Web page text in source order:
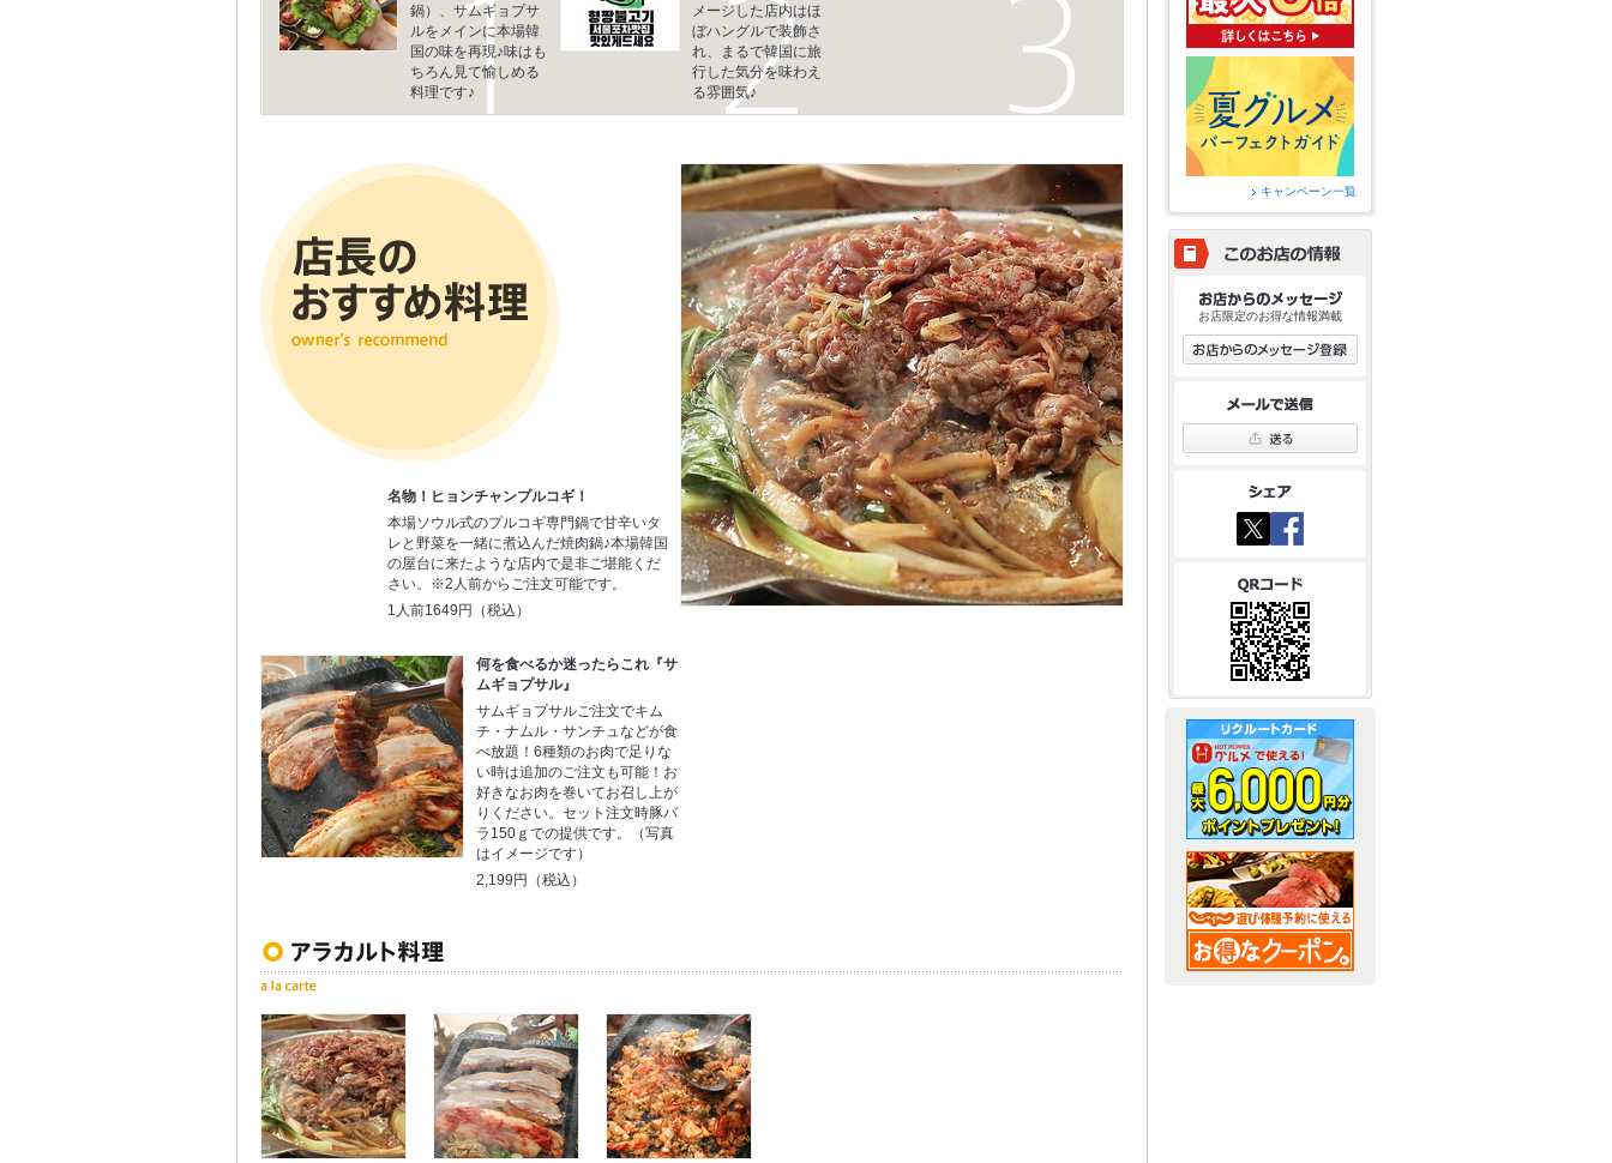
鍋）、サムギョプサ
ルをメインに本場韓
国の味を再現♪味はも
ちろん見て愉しめる
料理です♪
メージした店内はほ
ぼハングルで装飾さ
れ、まるで韓国に旅
行した気分を味わえ
る雰囲気♪
名物！ヒョンチャンプルコギ！
本場ソウル式のプルコギ専門鍋で甘辛いタ
レと野菜を一緒に煮込んだ焼肉鍋♪本場韓国
の屋台に来たような店内で是非ご堪能くだ
さい。※2人前からご注文可能です。
1人前1649円（税込）
何を食べるか迷ったらこれ『サ
ムギョプサル』
サムギョプサルご注文でキム
チ・ナムル・サンチュなどが食
べ放題！6種類のお肉で足りな
い時は追加のご注文も可能！お
好きなお肉を巻いてお召し上が
りください。セット注文時豚バ
ラ150ｇでの提供です。（写真
はイメージです）
2,199円（税込）
キャンペーン一覧
お店限定のお得な情報満載